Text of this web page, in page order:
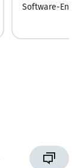
Software-